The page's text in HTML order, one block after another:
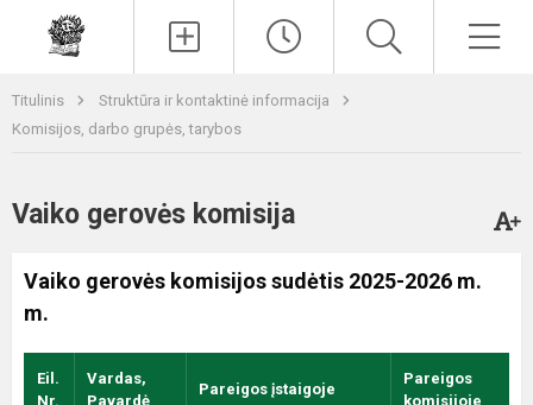
Titulinis
Struktūra ir kontaktinė informacija
Komisijos, darbo grupės, tarybos
Vaiko gerovės komisija
Vaiko gerovės komisijos sudėtis 2025-2026 m.
m.
Eil.
Nr.
Vardas,
Pavardė
Pareigos įstaigoje
Pareigos
komisijoje